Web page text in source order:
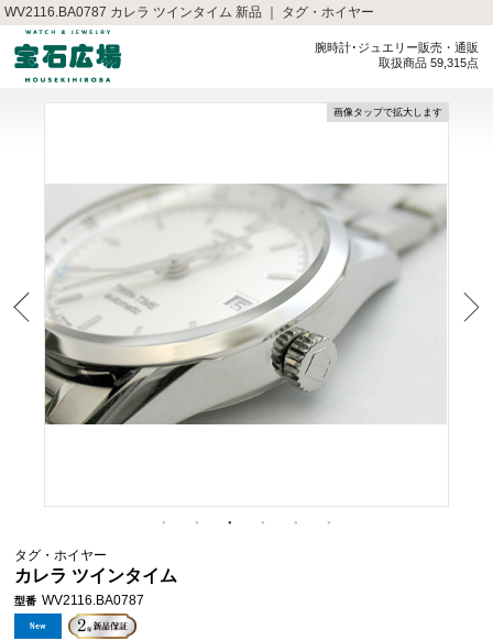
WV2116.BA0787 カレラ ツインタイム 新品 ｜ タグ・ホイヤー
腕時計･ジュエリー販売・通販
取扱商品 59,315点
画像タップで拡大します
タグ・ホイヤー
カレラ ツインタイム
型番 WV2116.BA0787